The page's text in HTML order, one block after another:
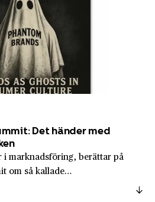
verkstad
Lund
län
Älv
Det händer med
i marknadsföring, berättar på
om så kallade
försvinner inte bara efter